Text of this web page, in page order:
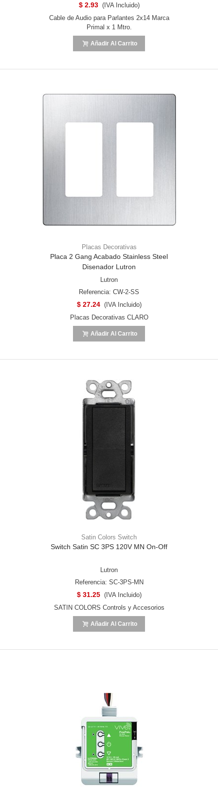
$ 2.93 (IVA Incluido)
Cable de Audio para Parlantes 2x14 Marca
Primal x 1 Mtro.
Añadir Al Carrito
Placas Decorativas
Placa 2 Gang Acabado Stainless Steel
Disenador Lutron
Lutron
Referencia: CW-2-SS
$ 27.24 (IVA Incluido)
Placas Decorativas CLARO
Añadir Al Carrito
Satin Colors Switch
Switch Satin SC 3PS 120V MN On-Off
Lutron
Referencia: SC-3PS-MN
$ 31.25 (IVA Incluido)
SATIN COLORS Controls y Accesorios
Añadir Al Carrito